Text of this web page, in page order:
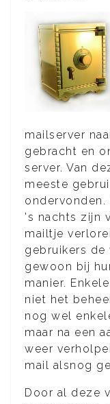
mailserver
gebracht en
server. Van
meeste
ondervonden.
's nachts zijn
mailtje
gebruikers
gewoon bij
manier.
niet het
nog wel
maar na een
weer
mail alsnog
Door al deze